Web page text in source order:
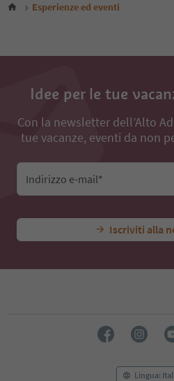
Esperienze ed eventi
Idee per le tue
Con la newsletter dell’Alto
tue vacanze, eventi da non
Indirizzo e-mail*
Iscriviti alla
Lingua: